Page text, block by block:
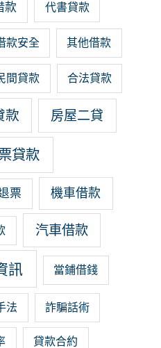
款 代書貸款
款安全 其他借款
間貸款 合法貸款
款 房屋二貸
貸款
票 機車借款
汽車借款
訊 當鋪借錢
法 詐騙話術
貸款合約